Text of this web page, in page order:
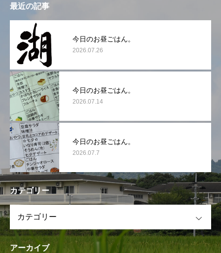
最近の記事
今日のお昼ごはん。
2026.07.26
今日のお昼ごはん。
2026.07.14
今日のお昼ごはん。
2026.07.7
カテゴリー
アーカイブ